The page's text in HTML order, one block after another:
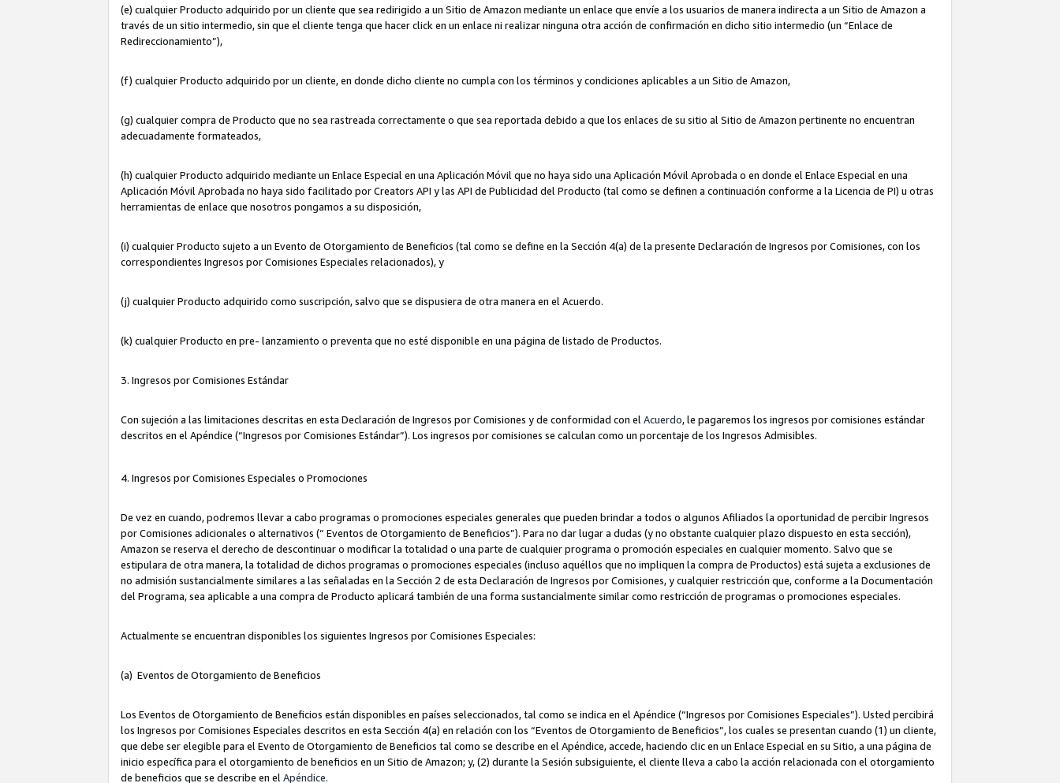
(e) cualquier Producto adquirido por un cliente que sea redirigido a un Sitio de Amazon mediante un enlace que envíe a los usuarios de manera indirecta a un Sitio de Amazon a
través de un sitio intermedio, sin que el cliente tenga que hacer click en un enlace ni realizar ninguna otra acción de confirmación en dicho sitio intermedio (un “Enlace de
Redireccionamiento”),
(f) cualquier Producto adquirido por un cliente, en donde dicho cliente no cumpla con los términos y condiciones aplicables a un Sitio de Amazon,
(g) cualquier compra de Producto que no sea rastreada correctamente o que sea reportada debido a que los enlaces de su sitio al Sitio de Amazon pertinente no encuentran
adecuadamente formateados,
(h) cualquier Producto adquirido mediante un Enlace Especial en una Aplicación Móvil que no haya sido una Aplicación Móvil Aprobada o en donde el Enlace Especial en una
Aplicación Móvil Aprobada no haya sido facilitado por Creators API y las API de Publicidad del Producto (tal como se definen a continuación conforme a la Licencia de PI) u otras
herramientas de enlace que nosotros pongamos a su disposición,
(i) cualquier Producto sujeto a un Evento de Otorgamiento de Beneficios (tal como se define en la Sección 4(a) de la presente Declaración de Ingresos por Comisiones, con los
correspondientes Ingresos por Comisiones Especiales relacionados), y
(j) cualquier Producto adquirido como suscripción, salvo que se dispusiera de otra manera en el Acuerdo.
(k) cualquier Producto en pre- lanzamiento o preventa que no esté disponible en una página de listado de Productos.
3. Ingresos por Comisiones Estándar
Con sujeción a las limitaciones descritas en esta Declaración de Ingresos por Comisiones y de conformidad con el Acuerdo, le pagaremos los ingresos por comisiones estándar
descritos en el Apéndice (“Ingresos por Comisiones Estándar”). Los ingresos por comisiones se calculan como un porcentaje de los Ingresos Admisibles.
4. Ingresos por Comisiones Especiales o Promociones
De vez en cuando, podremos llevar a cabo programas o promociones especiales generales que pueden brindar a todos o algunos Afiliados la oportunidad de percibir Ingresos
por Comisiones adicionales o alternativos (“ Eventos de Otorgamiento de Beneficios”). Para no dar lugar a dudas (y no obstante cualquier plazo dispuesto en esta sección),
Amazon se reserva el derecho de descontinuar o modificar la totalidad o una parte de cualquier programa o promoción especiales en cualquier momento. Salvo que se
estipulara de otra manera, la totalidad de dichos programas o promociones especiales (incluso aquéllos que no impliquen la compra de Productos) está sujeta a exclusiones de
no admisión sustancialmente similares a las señaladas en la Sección 2 de esta Declaración de Ingresos por Comisiones, y cualquier restricción que, conforme a la Documentación
del Programa, sea aplicable a una compra de Producto aplicará también de una forma sustancialmente similar como restricción de programas o promociones especiales.
Actualmente se encuentran disponibles los siguientes Ingresos por Comisiones Especiales:
(a) Eventos de Otorgamiento de Beneficios
Los Eventos de Otorgamiento de Beneficios están disponibles en países seleccionados, tal como se indica en el Apéndice (“Ingresos por Comisiones Especiales”). Usted percibirá
los Ingresos por Comisiones Especiales descritos en esta Sección 4(a) en relación con los “Eventos de Otorgamiento de Beneficios”, los cuales se presentan cuando (1) un cliente,
que debe ser elegible para el Evento de Otorgamiento de Beneficios tal como se describe en el Apéndice, accede, haciendo clic en un Enlace Especial en su Sitio, a una página de
inicio específica para el otorgamiento de beneficios en un Sitio de Amazon; y, (2) durante la Sesión subsiguiente, el cliente lleva a cabo la acción relacionada con el otorgamiento
de beneficios que se describe en el Apéndice.